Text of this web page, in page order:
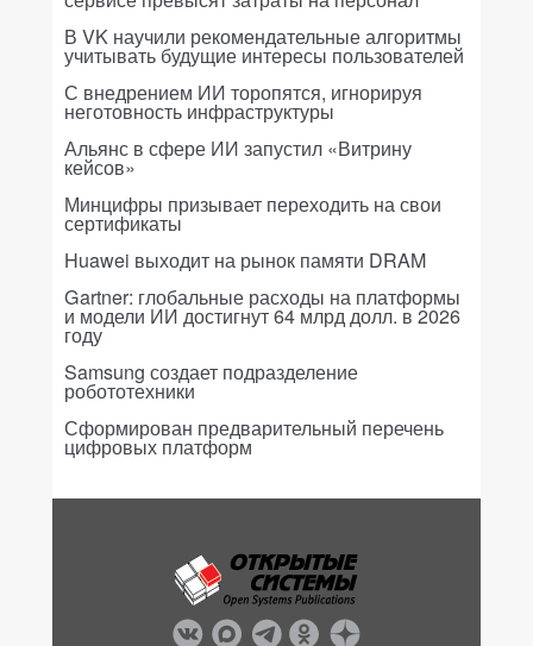
В VK научили рекомендательные алгоритмы
учитывать будущие интересы пользователей
С внедрением ИИ торопятся, игнорируя
неготовность инфраструктуры
Альянс в сфере ИИ запустил «Витрину
кейсов»
Минцифры призывает переходить на свои
сертификаты
Huawei выходит на рынок памяти DRAM
Gartner: глобальные расходы на платформы
и модели ИИ достигнут 64 млрд долл. в 2026
году
Samsung создает подразделение
робототехники
Сформирован предварительный перечень
цифровых платформ